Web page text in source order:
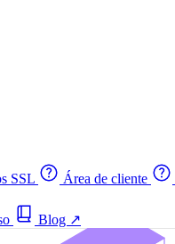
SSL Área de cliente
Blog ↗